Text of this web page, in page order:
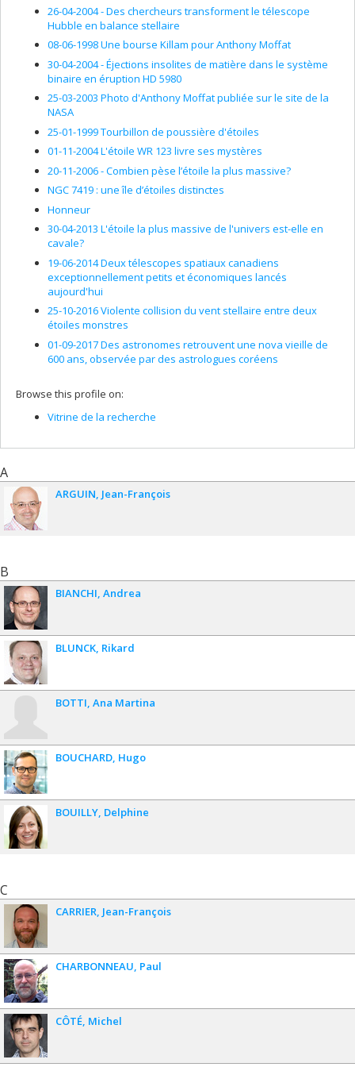
regroupements stratégiques
26-04-2004 - Des chercheurs transforment le télescope
Hubble en balance stellaire
08-06-1998 Une bourse Killam pour Anthony Moffat
30-04-2004 - Éjections insolites de matière dans le système
binaire en éruption HD 5980
25-03-2003 Photo d'Anthony Moffat publiée sur le site de la
NASA
25-01-1999 Tourbillon de poussière d'étoiles
01-11-2004 L'étoile WR 123 livre ses mystères
20-11-2006 - Combien pèse l’étoile la plus massive?
NGC 7419 : une île d’étoiles distinctes
Honneur
30-04-2013 L'étoile la plus massive de l'univers est-elle en
cavale?
19-06-2014 Deux télescopes spatiaux canadiens
exceptionnellement petits et économiques lancés
aujourd'hui
25-10-2016 Violente collision du vent stellaire entre deux
étoiles monstres
01-09-2017 Des astronomes retrouvent une nova vieille de
600 ans, observée par des astrologues coréens
Browse this profile on:
Vitrine de la recherche
A
ARGUIN Jean-François
B
BIANCHI Andrea
BLUNCK Rikard
BOTTI Ana Martina
BOUCHARD Hugo
BOUILLY Delphine
C
CARRIER Jean-François
CHARBONNEAU Paul
CÔTÉ Michel